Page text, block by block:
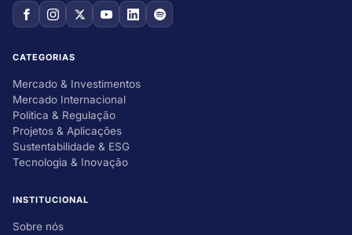
CATEGORIAS
Mercado & Investimentos
Mercado Internacional
Política & Regulação
Projetos & Aplicações
Sustentabilidade & ESG
Tecnologia & Inovação
INSTITUCIONAL
Sobre nós